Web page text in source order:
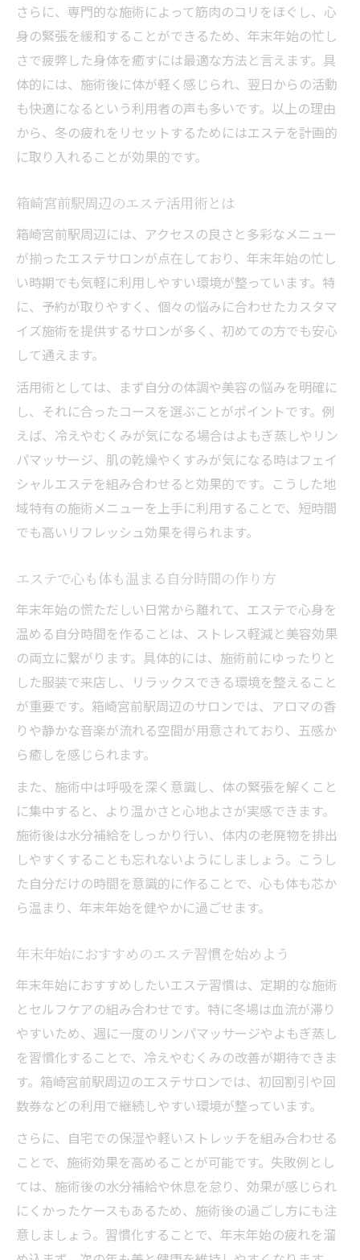
ュー
エステで心身のバランスを整える秘訣とは
冬のストレス解消にエステの癒しを活用
エステで自分をリセットする習慣の始め方
箱崎宮前駅エリアでリラックスできるエス
テ体験
短時間でも効果的なエステ活用術を紹介
予約しやすいエステで忙しい年末も安心
エステで時短ボディケアを叶えるポイント
忙しい女性におすすめのエステメニュー
エステで効率よくリラックスできる秘訣
温活やリラクゼーションを大切にしたエステ習
慣
エステで始める温活習慣のポイントを解説
よもぎ蒸しとエステで深いリラクゼーショ
ンを
温活に効果的なエステメニューの選び方
エステの温熱美容で心身をほぐすコツ
リラックス重視のエステ習慣を取り入れよ
エステを活用した体質改善のヒントをご紹介
エステで叶える体質改善の第一歩とは
リンパマッサージで巡りをサポートする方
法
体質改善に役立つエステメニューを解説
エステ施術で健康美を目指すヒント
よもぎ蒸し併用で体調管理をサポート
さらに、専門的な施術によって筋肉のコリをほぐし、心
身の緊張を緩和することができるため、年末年始の忙し
さで疲弊した身体を癒すには最適な方法と言えます。具
体的には、施術後に体が軽く感じられ、翌日からの活動
も快適になるという利用者の声も多いです。以上の理由
から、冬の疲れをリセットするためにはエステを計画的
に取り入れることが効果的です。
箱崎宮前駅周辺のエステ活用術とは
箱崎宮前駅周辺には、アクセスの良さと多彩なメニュー
が揃ったエステサロンが点在しており、年末年始の忙し
い時期でも気軽に利用しやすい環境が整っています。特
に、予約が取りやすく、個々の悩みに合わせたカスタマ
イズ施術を提供するサロンが多く、初めての方でも安心
して通えます。
活用術としては、まず自分の体調や美容の悩みを明確に
し、それに合ったコースを選ぶことがポイントです。例
えば、冷えやむくみが気になる場合はよもぎ蒸しやリン
パマッサージ、肌の乾燥やくすみが気になる時はフェイ
シャルエステを組み合わせると効果的です。こうした地
域特有の施術メニューを上手に利用することで、短時間
でも高いリフレッシュ効果を得られます。
エステで心も体も温まる自分時間の作り方
年末年始の慌ただしい日常から離れて、エステで心身を
温める自分時間を作ることは、ストレス軽減と美容効果
の両立に繋がります。具体的には、施術前にゆったりと
した服装で来店し、リラックスできる環境を整えること
が重要です。箱崎宮前駅周辺のサロンでは、アロマの香
りや静かな音楽が流れる空間が用意されており、五感か
ら癒しを感じられます。
また、施術中は呼吸を深く意識し、体の緊張を解くこと
に集中すると、より温かさと心地よさが実感できます。
施術後は水分補給をしっかり行い、体内の老廃物を排出
しやすくすることも忘れないようにしましょう。こうし
た自分だけの時間を意識的に作ることで、心も体も芯か
ら温まり、年末年始を健やかに過ごせます。
年末年始におすすめのエステ習慣を始めよう
年末年始におすすめしたいエステ習慣は、定期的な施術
とセルフケアの組み合わせです。特に冬場は血流が滞り
やすいため、週に一度のリンパマッサージやよもぎ蒸し
を習慣化することで、冷えやむくみの改善が期待できま
す。箱崎宮前駅周辺のエステサロンでは、初回割引や回
数券などの利用で継続しやすい環境が整っています。
さらに、自宅での保湿や軽いストレッチを組み合わせる
ことで、施術効果を高めることが可能です。失敗例とし
ては、施術後の水分補給や休息を怠り、効果が感じられ
にくかったケースもあるため、施術後の過ごし方にも注
意しましょう。習慣化することで、年末年始の疲れを溜